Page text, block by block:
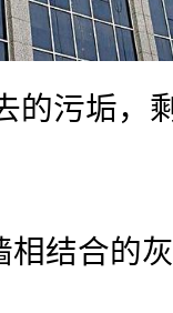
污垢，
结合的